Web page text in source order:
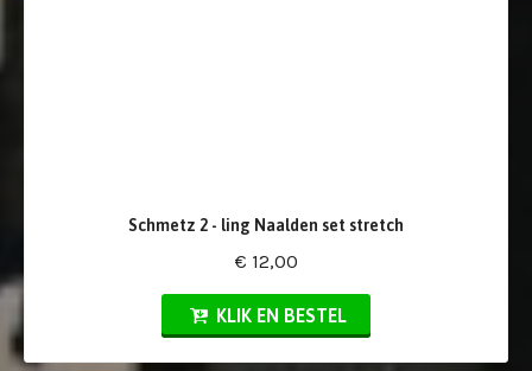
Schmetz 2 - ling Naalden set stretch
€ 12,00
KLIK EN BESTEL